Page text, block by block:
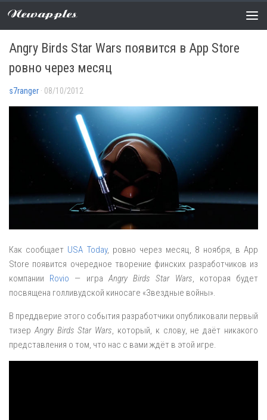
Newapples
НОВОСТИ 1 COMMENT
Angry Birds Star Wars появится в App Store
ровно через месяц
s7ranger · 08/10/2012
Как сообщает USA Today, ровно через месяц, 8 ноября, в App
Store появится очередное творение финских разработчиков из
компании Rovio — игра Angry Birds Star Wars , которая будет
посвящена голливудской киносаге «Звездные войны».
В преддверие этого события разработчики опубликовали первый
тизер Angry Birds Star Wars , который, к слову, не даёт никакого
представления о том, что нас с вами ждёт в этой игре.